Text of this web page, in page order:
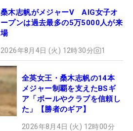
桑木志帆がメジャーV AIG女子オ
ープンは過去最多の5万5000人が来
場
2026年8月4日 (火) 12時30分 1
全英女王・桑木志帆の14本
メジャー制覇を支えたBSギ
ア「ボールやクラブを信頼し
た」【勝者のギア】
2026年8月4日 (火) 12時00分